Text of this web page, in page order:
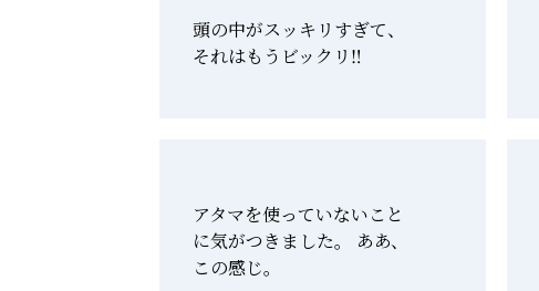
頭の中がスッキリすぎて、
それはもうビックリ‼️
アタマを使っていないこと
に気がつきました。 ああ、
この感じ。